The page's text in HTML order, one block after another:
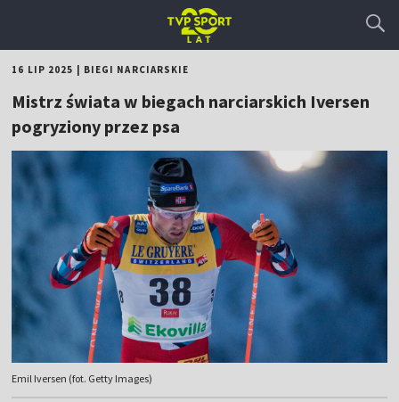
16 LIP 2025 BIEGI NARCIARSKIE
Mistrz świata w biegach narciarskich Iversen
pogryziony przez psa
Emil Iversen (fot. Getty Images)